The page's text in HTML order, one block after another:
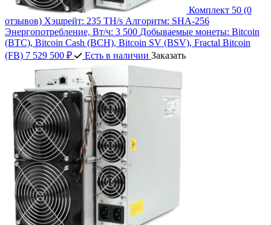
Комплект 50 (0
отзывов) Хэшрейт: 235 TH/s Алгоритм: SHA-256
Энергопотребление, Вт/ч: 3 500 Добываемые монеты: Bitcoin
(BTC), Bitcoin Cash (BCH), Bitcoin SV (BSV), Fractal Bitcoin
(FB) 7 529 500 ₽ Есть в наличии Заказать